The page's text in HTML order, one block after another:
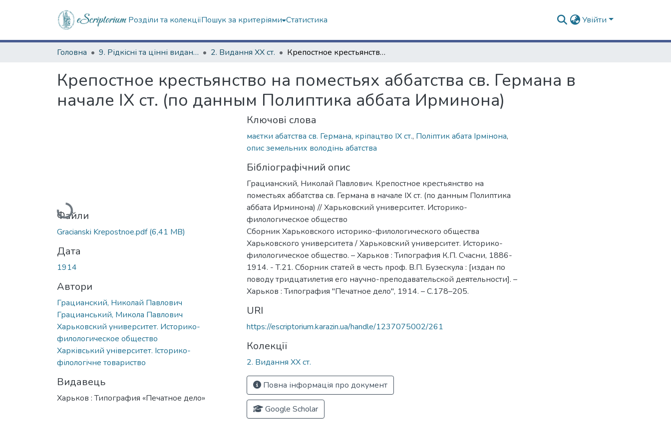
Розділи та колекціїПошук за критеріями Статистика Увійти
Головна 9. Рідкісні та цінні видання 2. Видання ХХ ст. Крепостное крестьянство на поместьях аббатства св. Германа в начале IX ст. (по данным Полиптика аббата Ирминона)
Крепостное крестьянство на поместьях аббатства св. Германа в
начале IX ст. (по данным Полиптика аббата Ирминона)
Вантажиться...
Файли
Gracianski Krepostnoe.pdf(6,41 MB)
Дата
1914
Автори
Грацианский, Николай Павлович
Грацианський, Микола Павлович
Харьковский университет. Историко-
филологическое общество
Харківський університет. Історико-
філологічне товариство
Видавець
Харьков : Типография «Печатное дело»
Ключові слова
маєтки абатства св. Германа, кріпацтво IX ст., Поліптик абата Ірмінона,
опис земельних володінь абатства
Бібліографічний опис
Грацианский, Николай Павлович. Крепостное крестьянство на
поместьях аббатства св. Германа в начале IX ст. (по данным Полиптика
аббата Ирминона) // Харьковский университет. Историко-
филологическое общество
Сборник Харьковского историко-филологического общества
Харьковского университета / Харьковский университет. Историко-
филологическое общество. – Харьков : Типография К.П. Счасни, 1886-
1914. - Т.21. Сборник статей в честь проф. В.П. Бузескула : [издан по
поводу тридцатилетия его научно-преподавательской деятельности]. –
Харьков : Типография "Печатное дело", 1914. – С.178–205.
URI
https://escriptorium.karazin.ua/handle/1237075002/261
Колекції
2. Видання ХХ ст.
Повна інформація про документ
Google Scholar